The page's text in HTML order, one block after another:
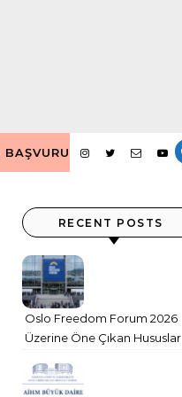
BAŞVURU
RECENT POSTS
Oslo Freedom Forum 2026
Üzerine Öne Çıkan Hususlar